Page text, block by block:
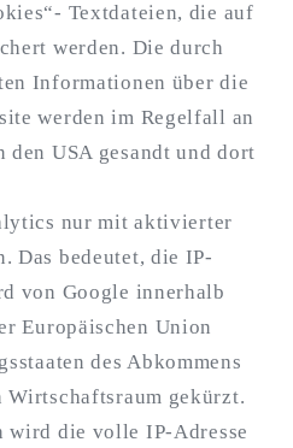
Textdateien, die auf
werden. Die durch
Informationen über die
werden im Regelfall an
den USA gesandt und dort
nur mit aktivierter
Das bedeutet, die IP-
von Google innerhalb
Europäischen Union
des Abkommens
Wirtschaftsraum gekürzt.
wird die volle IP-Adresse